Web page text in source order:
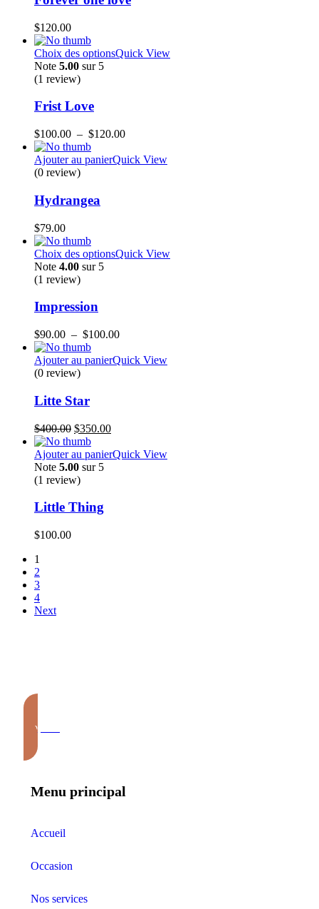
$120.00
Choix des optionsQuick View
Note 5.00 sur 5
(1 review)
Frist Love
$100.00 – $120.00Plage
prix :
Ajouter au panierQuick View
(0 review)
Hydrangea
$79.00
Choix des optionsQuick View
Note 4.00 sur 5
(1 review)
Impression
$90.00 – $100.00Plage
prix :
Ajouter au panierQuick View
(0 review)
Litte Star
$400.00 Le
prix
initial
était :
$400.00.
$350.00Le
actuel
Ajouter au panierQuick View
Note 5.00 sur 5
(1 review)
Little Thing
$100.00
1
2
3
4
Next
Appeler
Menu principal
Accueil
Occasion
Nos services